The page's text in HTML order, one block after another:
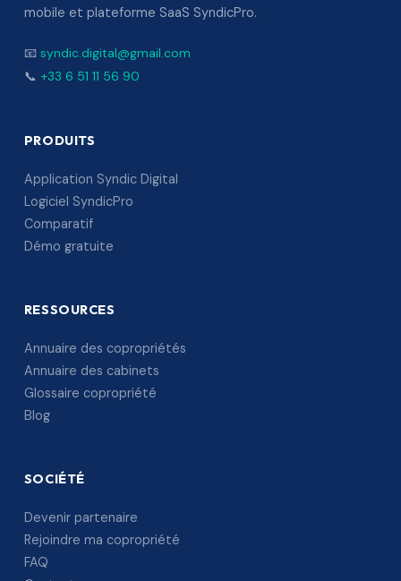
mobile et plateforme SaaS SyndicPro.
📧 syndic.digital@gmail.com
📞 +33 6 51 11 56 90
PRODUITS
Application Syndic Digital
Logiciel SyndicPro
Comparatif
Démo gratuite
RESSOURCES
Annuaire des copropriétés
Annuaire des cabinets
Glossaire copropriété
Blog
SOCIÉTÉ
Devenir partenaire
Rejoindre ma copropriété
FAQ